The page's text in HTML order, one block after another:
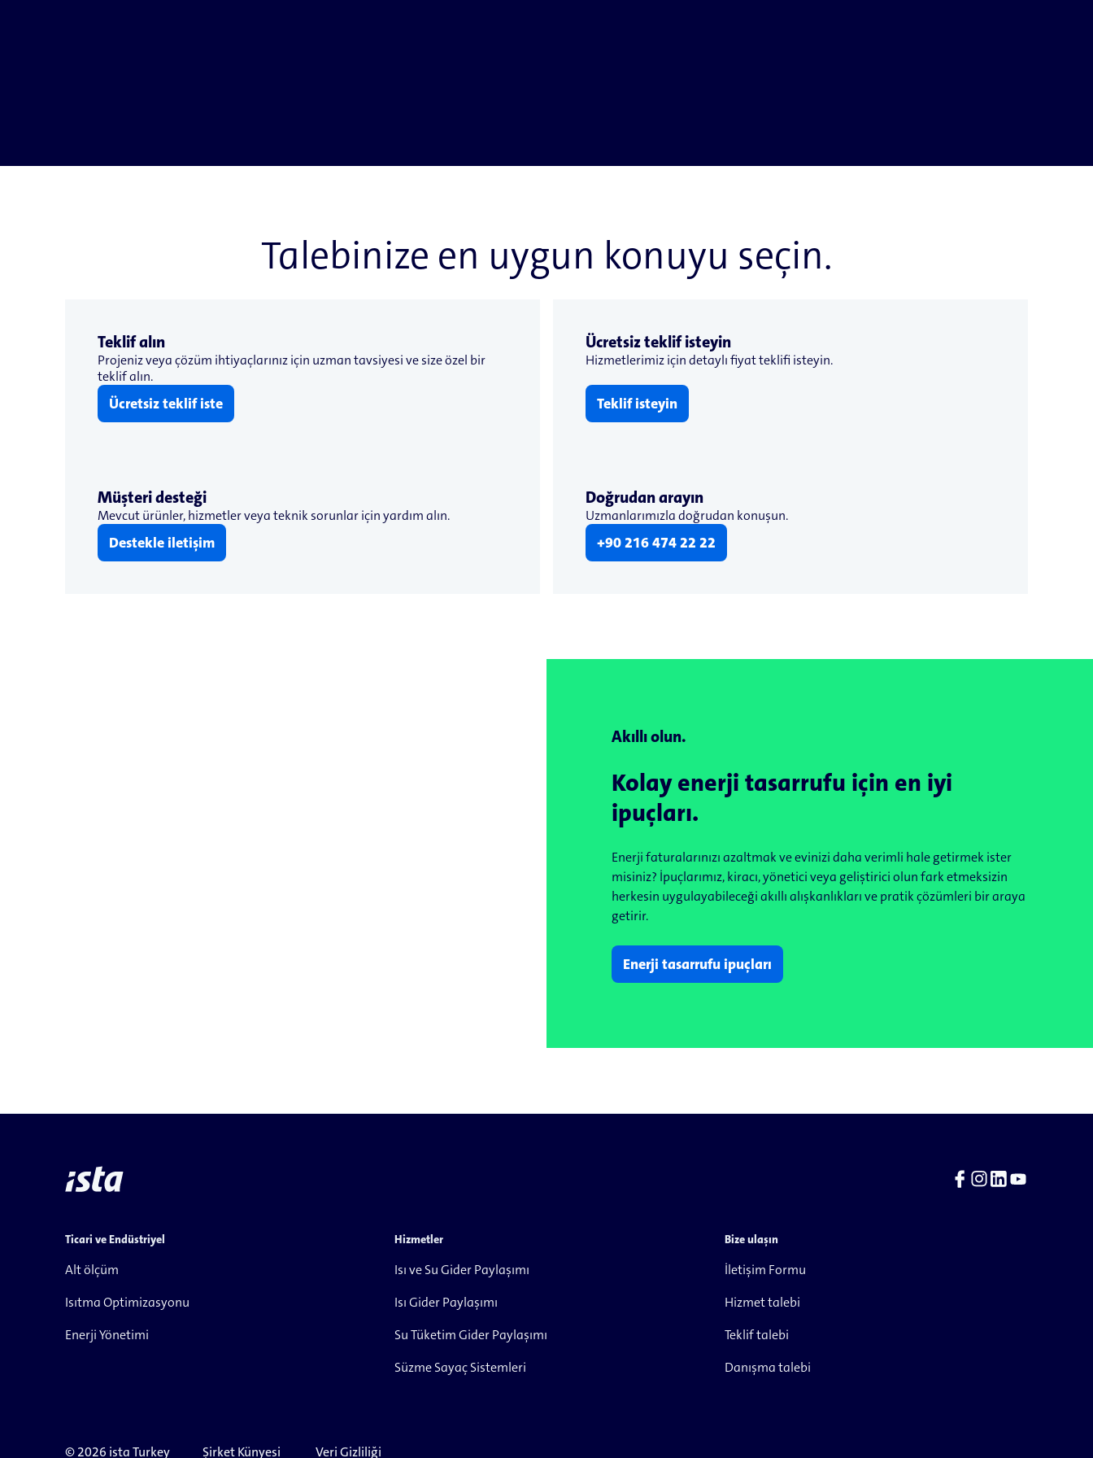
Talebinize en uygun konuyu seçin.
Teklif alın
Projeniz veya çözüm ihtiyaçlarınız için uzman tavsiyesi ve size özel bir
teklif alın.
Ücretsiz teklif iste
Ücretsiz teklif isteyin
Hizmetlerimiz için detaylı fiyat teklifi isteyin.
Teklif isteyin
Müşteri desteği
Mevcut ürünler, hizmetler veya teknik sorunlar için yardım alın.
Destekle iletişim
Doğrudan arayın
Uzmanlarımızla doğrudan konuşun.
+90 216 474 22 22
Akıllı olun.
Kolay enerji tasarrufu için en iyi
ipuçları.
Enerji faturalarınızı azaltmak ve evinizi daha verimli hale getirmek ister
misiniz? İpuçlarımız, kiracı, yönetici veya geliştirici olun fark etmeksizin
herkesin uygulayabileceği akıllı alışkanlıkları ve pratik çözümleri bir araya
getirir.
Enerji tasarrufu ipuçları
Ticari ve Endüstriyel
Alt ölçüm
Isıtma Optimizasyonu
Enerji Yönetimi
Hizmetler
Isı ve Su Gider Paylaşımı
Isı Gider Paylaşımı
Su Tüketim Gider Paylaşımı
Süzme Sayaç Sistemleri
Bize ulaşın
İletişim Formu
Hizmet talebi
Teklif talebi
Danışma talebi
© 2026 ista Turkey Şirket Künyesi Veri Gizliliği